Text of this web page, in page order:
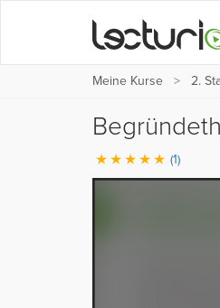
Meine Kurse 2.
(1)